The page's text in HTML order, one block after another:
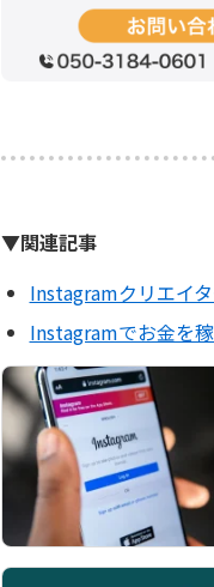
▼関連記事
Instagramクリエイ
Instagramでお金を